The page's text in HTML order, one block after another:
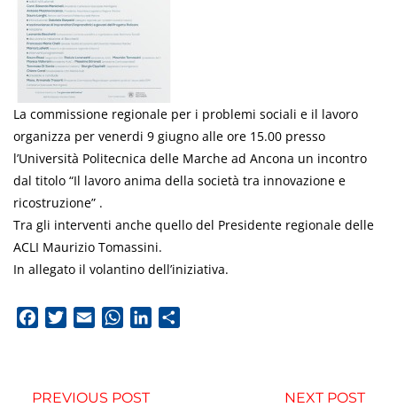
La commissione regionale per i problemi sociali e il lavoro
organizza per venerdi 9 giugno alle ore 15.00 presso
l’Università Politecnica delle Marche ad Ancona un incontro
dal titolo “Il lavoro anima della società tra innovazione e
ricostruzione” .
Tra gli interventi anche quello del Presidente regionale delle
ACLI Maurizio Tomassini.
In allegato il volantino dell’iniziativa.
FacebookTwitterEmail WhatsApp
LinkedIn
PREVIOUS POST NEXT POST